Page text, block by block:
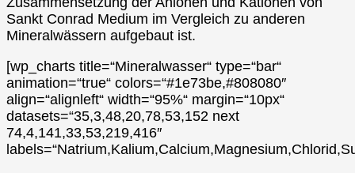
Sankt Conrad Medium im Vergleich zu anderen
Mineralwässern aufgebaut ist.
[wp_charts title=“Mineralwasser“ type=“bar“
animation=“true“ colors=“#1e73be,#808080″
align=“alignleft“ width=“95%“ margin=“10px“
datasets=“35,3,48,20,78,53,152 next
74,4,141,33,53,219,416″